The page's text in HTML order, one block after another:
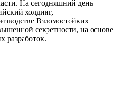
На сегодняшний день
холдинг,
Взломостойких
секретности, на основе
разработок.